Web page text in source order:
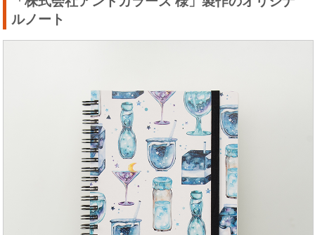
ルノート